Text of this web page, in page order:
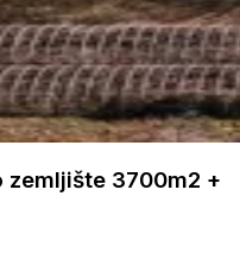
zemljište 3700m2 +